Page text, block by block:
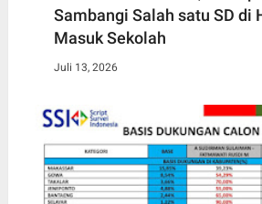
Sambangi Salah satu SD di
Masuk Sekolah
Juli 13, 2026